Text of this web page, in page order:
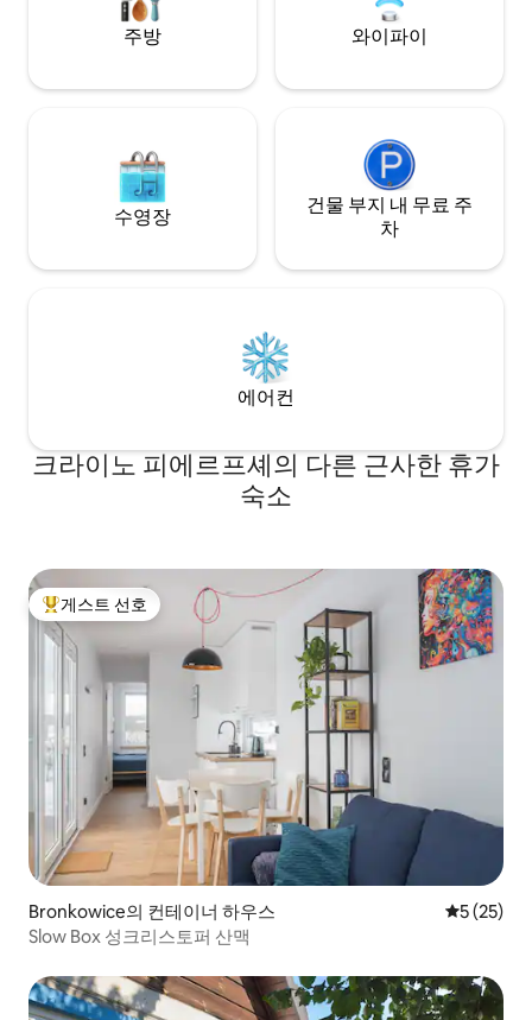
주방 와이파이
수영장
건물 부지 내 무료 주
차
에어컨
크라이노 피에르프셰의 다른 근사한 휴가
숙소
상위 게스트 선호
게스트 선호
Bronkowice의 컨테이너 하우스 평점 5점
5 (25)
Slow Box 성크리스토퍼 산맥